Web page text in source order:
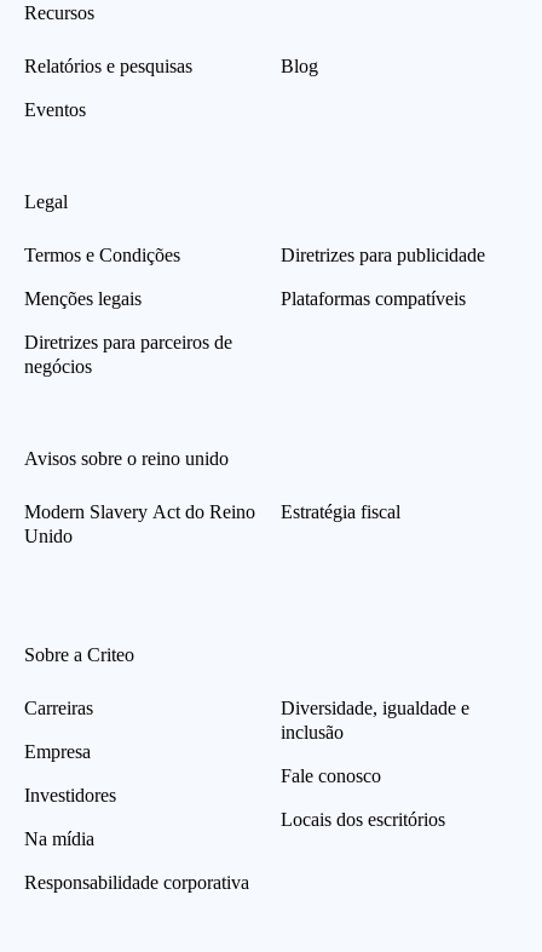
Recursos
Relatórios e pesquisas
Eventos
Blog
Legal
Termos e Condições
Menções legais
Diretrizes para parceiros de
negócios
Diretrizes para publicidade
Plataformas compatíveis
Avisos sobre o reino unido
Modern Slavery Act do Reino
Unido
Estratégia fiscal
Sobre a Criteo
Carreiras
Empresa
Investidores
Na mídia
Responsabilidade corporativa
Diversidade, igualdade e
inclusão
Fale conosco
Locais dos escritórios